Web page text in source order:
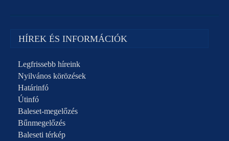
HÍREK ÉS INFORMÁCIÓK
Legfrissebb híreink
Nyilvános körözések
Határinfó
Útinfó
Baleset-megelőzés
Bűnmegelőzés
Baleseti térkép